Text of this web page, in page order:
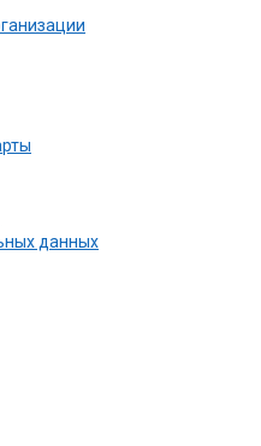
данных